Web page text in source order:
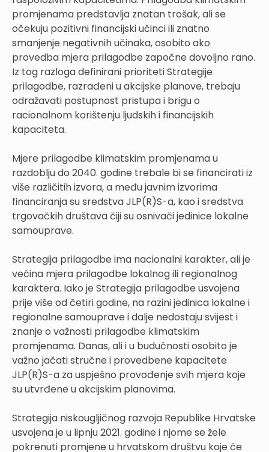
promjenama predstavlja znatan trošak, ali se
očekuju pozitivni financijski učinci ili znatno
smanjenje negativnih učinaka, osobito ako
provedba mjera prilagodbe započne dovoljno rano.
Iz tog razloga definirani prioriteti Strategije
prilagodbe, razrađeni u akcijske planove, trebaju
odražavati postupnost pristupa i brigu o
racionalnom korištenju ljudskih i financijskih
kapaciteta.
Mjere prilagodbe klimatskim promjenama u
razdoblju do 2040. godine trebale bi se financirati iz
više različitih izvora, a među javnim izvorima
financiranja su sredstva JLP(R)S-a, kao i sredstva
trgovačkih društava čiji su osnivači jedinice lokalne
samouprave.
Strategija prilagodbe ima nacionalni karakter, ali je
većina mjera prilagodbe lokalnog ili regionalnog
karaktera. Iako je Strategija prilagodbe usvojena
prije više od četiri godine, na razini jedinica lokalne i
regionalne samouprave i dalje nedostaju svijest i
znanje o važnosti prilagodbe klimatskim
promjenama. Danas, ali i u budućnosti osobito je
važno jačati stručne i provedbene kapacitete
JLP(R)S-a za uspješno provođenje svih mjera koje
su utvrđene u akcijskim planovima.
Strategija niskougljičnog razvoja Republike Hrvatske
usvojena je u lipnju 2021. godine i njome se žele
pokrenuti promjene u hrvatskom društvu koje će